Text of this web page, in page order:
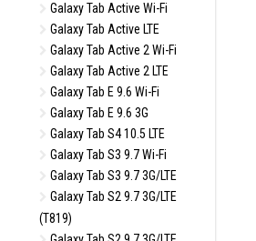
Galaxy Tab Active Wi-Fi
Galaxy Tab Active LTE
Galaxy Tab Active 2 Wi-Fi
Galaxy Tab Active 2 LTE
Galaxy Tab E 9.6 Wi-Fi
Galaxy Tab E 9.6 3G
Galaxy Tab S4 10.5 LTE
Galaxy Tab S3 9.7 Wi-Fi
Galaxy Tab S3 9.7 3G/LTE
Galaxy Tab S2 9.7 3G/LTE
(T819)